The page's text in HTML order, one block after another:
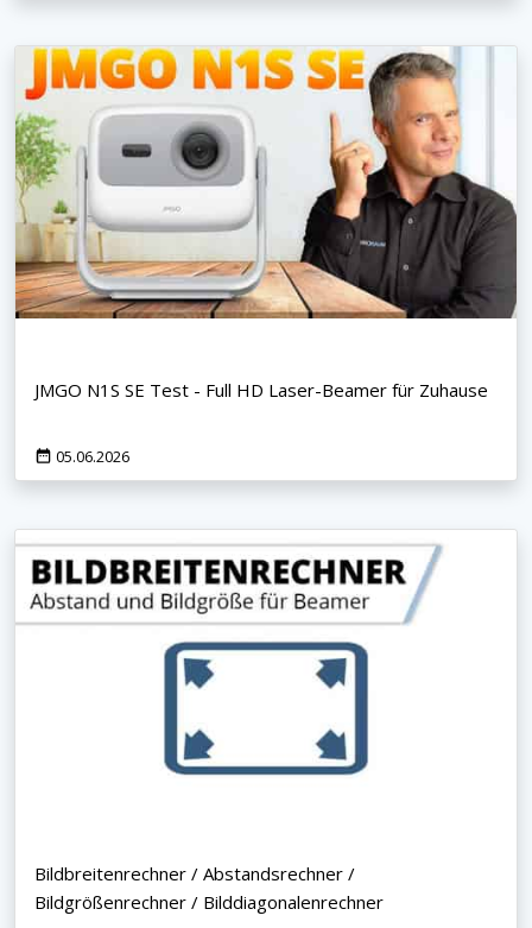
JMGO N1S SE Test - Full HD Laser-Beamer für Zuhause
05.06.2026
Bildbreitenrechner / Abstandsrechner /
Bildgrößenrechner / Bilddiagonalenrechner